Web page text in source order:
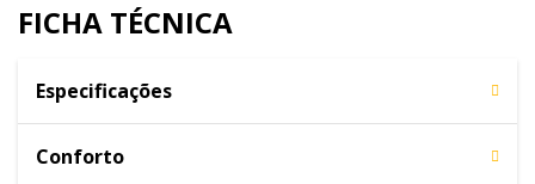
FICHA TÉCNICA
Especificações
Conforto